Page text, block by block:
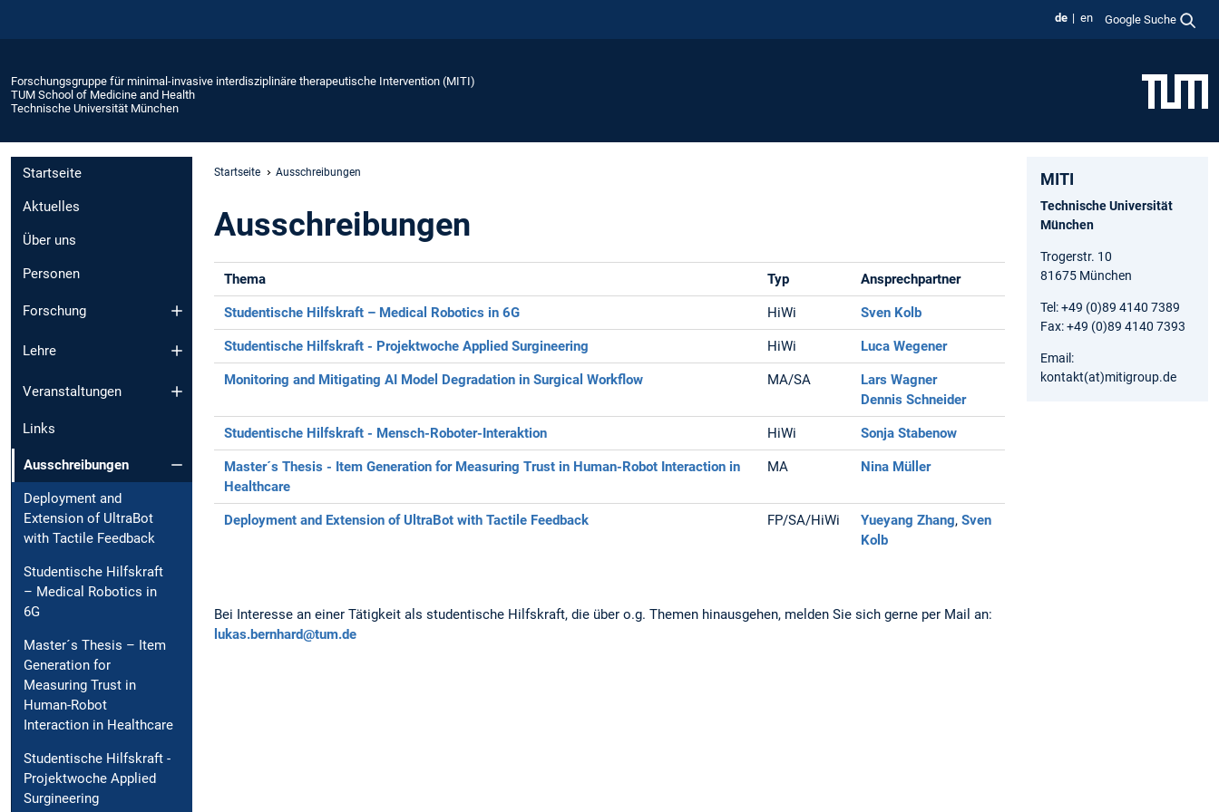
de en Google Suche
Forschungsgruppe für minimal-invasive interdisziplinäre therapeutische Intervention (MITI)
TUM School of Medicine and Health
Technische Universität München
Startseite
Aktuelles
Über uns
Personen
Forschung
Lehre
Veranstaltungen
Links
Ausschreibungen
Deployment and
Extension of UltraBot
with Tactile Feedback
Studentische Hilfskraft
– Medical Robotics in
6G
Master´s Thesis – Item
Generation for
Measuring Trust in
Human-Robot
Interaction in Healthcare
Studentische Hilfskraft -
Projektwoche Applied
Surgineering
Startseite Ausschreibungen
Ausschreibungen
Thema Typ Ansprechpartner
Studentische Hilfskraft – Medical Robotics in 6G HiWi Sven Kolb
Studentische Hilfskraft - Projektwoche Applied Surgineering HiWi Luca Wegener
Monitoring and Mitigating AI Model Degradation in Surgical Workflow MA/SA
Lars Wagner
Dennis Schneider
Studentische Hilfskraft - Mensch-Roboter-Interaktion HiWi Sonja Stabenow
Master´s Thesis - Item Generation for Measuring Trust in Human-Robot Interaction in
Healthcare
MA Nina Müller
Deployment and Extension of UltraBot with Tactile Feedback FP/SA/HiWi Yueyang Zhang, Sven
Kolb
Bei Interesse an einer Tätigkeit als studentische Hilfskraft, die über o.g. Themen hinausgehen, melden Sie sich gerne per Mail an:
lukas.bernhard@tum.de
MITI
Technische Universität
München
Trogerstr. 10
81675 München
Tel: +49 (0)89 4140 7389
Fax: +49 (0)89 4140 7393
Email:
kontakt(at)mitigroup.de